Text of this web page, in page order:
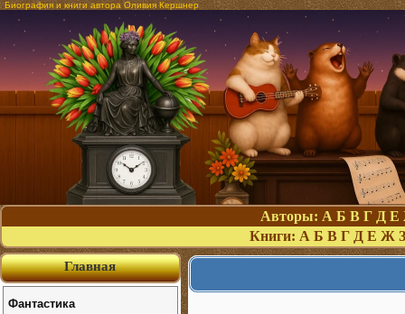
Биография и книги автора Оливия Кершнер
Авторы: А Б В Г Д Е
Книги: А Б В Г Д Е Ж З
Главная
Фантастика